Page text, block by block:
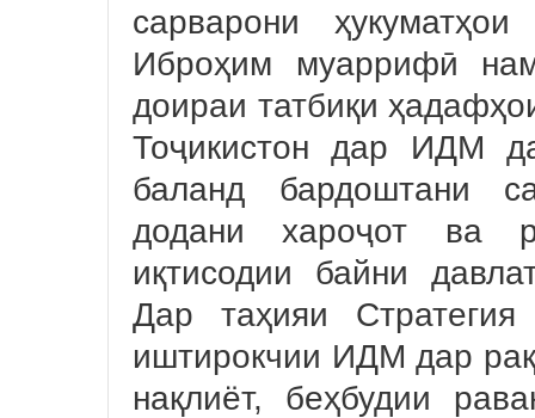
сарварони
Иброҳим муаррифӣ
доираи татбиқи
Тоҷикистон дар ИДМ
баланд бардоштани
додани хароҷот ва
иқтисодии байни
Дар таҳияи
иштирокчии ИДМ дар
нақлиёт, беҳбудии